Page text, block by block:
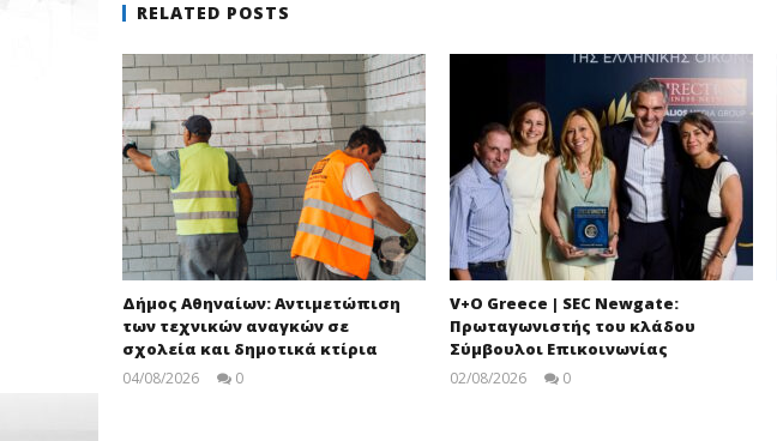
RELATED POSTS
Δήμος Αθηναίων: Αντιμετώπιση
των τεχνικών αναγκών σε
σχολεία και δημοτικά κτίρια
04/08/2026
0
V+O Greece | SEC Newgate:
Πρωταγωνιστής του κλάδου
Σύμβουλοι Επικοινωνίας
02/08/2026
0